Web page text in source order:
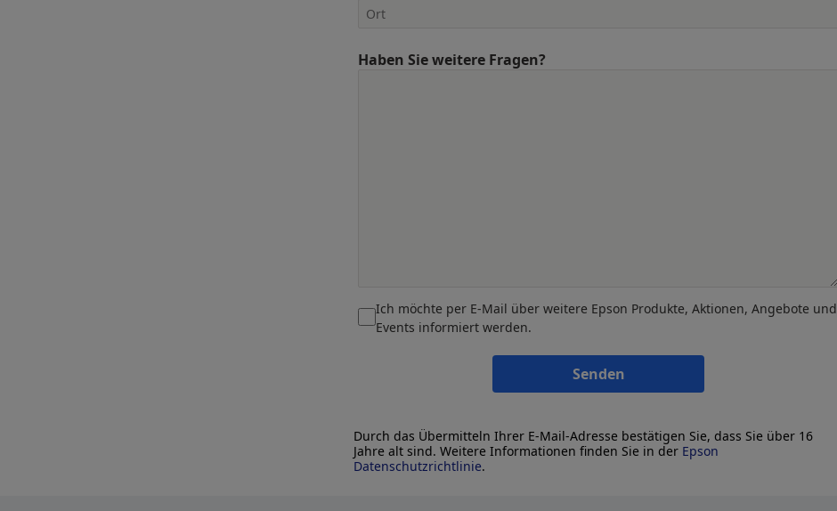
Haben Sie weitere Fragen?
Ich möchte per E-Mail über weitere Epson Produkte, Aktionen, Angebote und
Events informiert werden.
Senden
Durch das Übermitteln Ihrer E-Mail-Adresse bestätigen Sie, dass Sie über 16
Jahre alt sind. Weitere Informationen finden Sie in der Epson
Datenschutzrichtlinie.